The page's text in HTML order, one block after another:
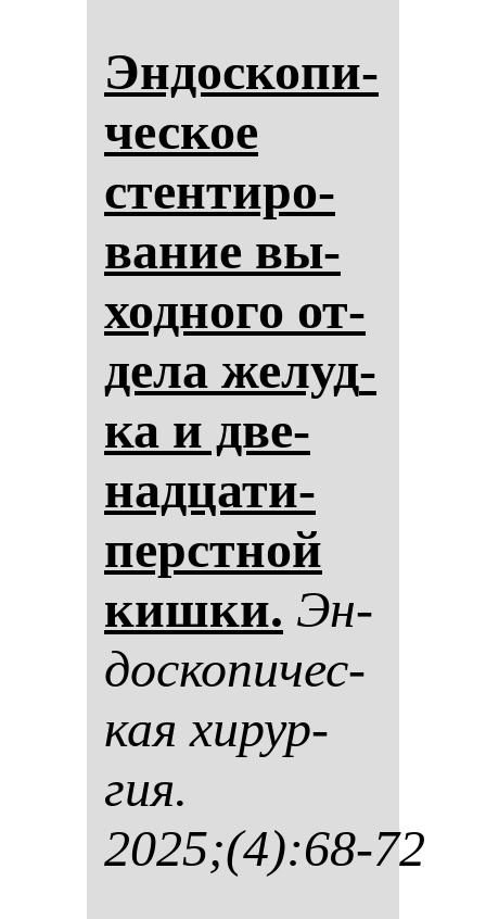
Эн­дос­ко­пи­
чес­кое
стен­ти­ро­
ва­ние вы­
ход­но­го от­
де­ла же­луд­
ка и две­
над­ца­ти­
перстной
киш­ки. Эн­
дос­ко­пи­чес­
кая хи­рур­
гия.
2025;(4):68-72